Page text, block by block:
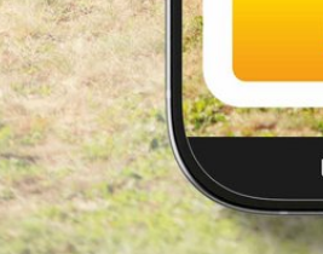
Themen
Mobilität ÖPNV 365-Euro-Ticket